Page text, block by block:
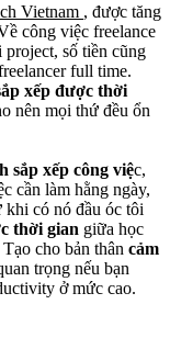
Vietnam , được tăng
công việc freelance
số tiền cũng
full time.
xếp được thời
nên mọi thứ đều ổn
sắp xếp công việc,
cần làm hằng ngày,
có nó đầu óc tôi
thời gian giữa học
cho bản thân cảm
trọng nếu bạn
ở mức cao.